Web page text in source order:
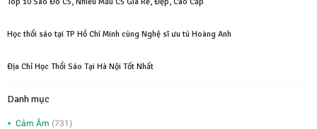
Học thổi sáo tại TP Hồ Chí Minh cùng Nghệ sĩ ưu tú Hoàng Anh
Địa Chỉ Học Thổi Sáo Tại Hà Nội Tốt Nhất
Danh mục
Cảm Âm (731)